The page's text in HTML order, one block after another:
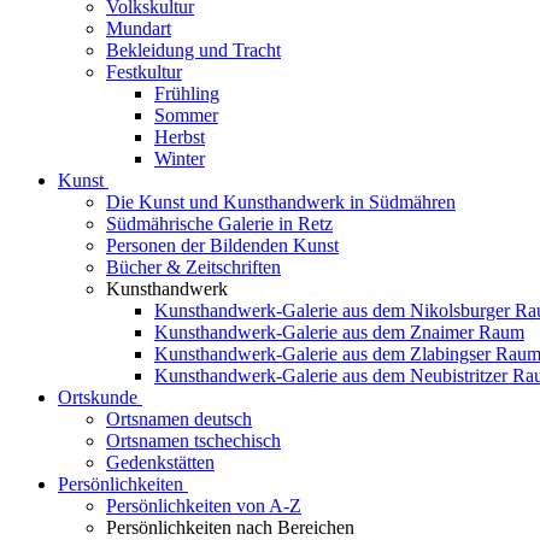
Volkskultur
Mundart
Bekleidung und Tracht
Festkultur
Frühling
Sommer
Herbst
Winter
Kunst
Die Kunst und Kunsthandwerk in Südmähren
Südmährische Galerie in Retz
Personen der Bildenden Kunst
Bücher & Zeitschriften
Kunsthandwerk
Kunsthandwerk-Galerie aus dem Nikolsburger
Kunsthandwerk-Galerie aus dem Znaimer Raum
Kunsthandwerk-Galerie aus dem Zlabingser Raum
Kunsthandwerk-Galerie aus dem Neubistritzer
Ortskunde
Ortsnamen deutsch
Ortsnamen tschechisch
Gedenkstätten
Persönlichkeiten
Persönlichkeiten von A-Z
Persönlichkeiten nach Bereichen